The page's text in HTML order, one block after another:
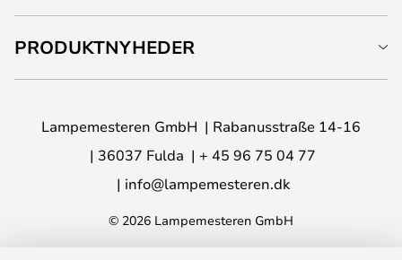
PRODUKTNYHEDER
Lampemesteren GmbH
Rabanusstraße 14-16
36037 Fulda
+ 45 96 75 04 77
info@lampemesteren.dk
© 2026 Lampemesteren GmbH